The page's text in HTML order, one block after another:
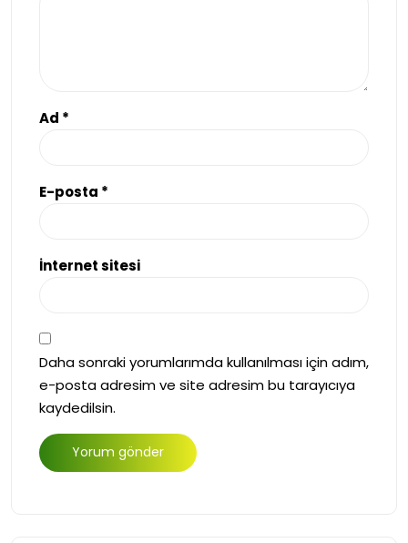
Ad *
E-posta *
İnternet sitesi
Daha sonraki yorumlarımda kullanılması için adım,
e-posta adresim ve site adresim bu tarayıcıya
kaydedilsin.